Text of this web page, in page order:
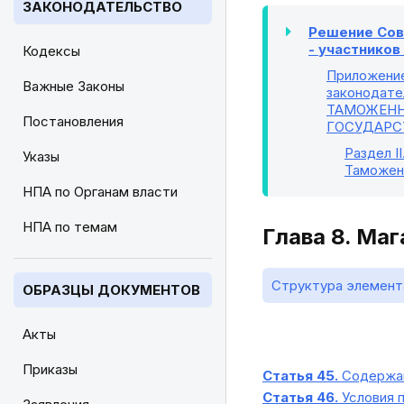
ЗАКОНОДАТЕЛЬСТВО
Кодексы
Важные Законы
Постановления
Указы
НПА по Органам власти
НПА по темам
ОБРАЗЦЫ ДОКУМЕНТОВ
Акты
Приказы
Решение
-
Раздел II
Глава 8.
Структура
Статья 45.
Статья 46. Условия